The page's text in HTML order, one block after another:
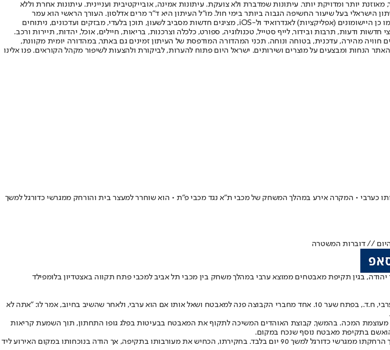
יותר ומדויקת יותר. עיתונות שמדברת ולא צועקת. עיתונות אמינה, אובייקטיבית ועניינית. עיתונות אחרת וללא
פורסמה ב-30 ביולי 2007, וב-2010 הפך "ישראל היום" לעיתון הישראלי בעל שיעור החשיפה הגבוה ביותר בימי חול. מו"ל העיתון היא ד"ר מרים אדלסון. העורך הראשי הוא עמר
לחמנוביץ, והעורך המייסד הוא עמוס רגב. אתרי האינטרנט של "ישראל היום" בעברית ובאנגלית, כמו כן היישומונים (אפליקציות) לאנדרואיד ול-iOS, מציגים חדשות מסביב לשעון, תוכן בלעדי, מבזקים ועדכונים, ניתוחים
ודעות, תרבות ובידור, לייף סטייל, טכנולוגיה, ספורט, כלכלה וצרכנות, בריאות, חיילים, אוכל, יהדות, תיירות ורכב.
חוויה מהירה, עדכנית, בטוחה ונוחה. תכני המהדורה המודפסת של העיתון זמינים גם באתר, במהדורה יומית מקוונת,
הנחות ומבצעים על מוצרים ושירותים. ישראל היום פתוח להערות, לביקורת ולהצעות לשיפור מקהל הקוראים. פנו אלינו
אותו כערבי • המקרה אירע במהלך המשחק של מכבי ת"א נגד מכבי פ"ת • הוא שוחרר למעצר בית והורחק ממגרשי כדורגל למשך
// דוברות המשטרה
הוגש היום (שני) לבית המשפט המחוזי בתל אביב נגד אוהד מכבי תל אביב בן 20 מאור יהודה, בגין תקיפת מאבטחים ממוצא ערבי במהלך משחק בין מכבי תל אביב למכבי פתח תקווה באצטדיון בלומפילד
על פי כתב האישום, סמוך לדקה ה-80 של המשחק, הצעיר וחבורת אוהדים נוספים זיהו מאבטח ערבי, ח.ד., בפתח שער 10. אחד מחברי הקבוצה פנה למאבטח ושאל אותו אם הוא ערבי, ולאחר שהשיב בחיוב, אמר לו: "אתה לא
המכה. בהמשך, קבוצת האוהדים המשיכה לתקוף את המאבטח בבעיטות בפלג גופו התחתון, תוך השמעת קריאות
הואשם בתקיפת מאבטח נוסף שנכח במקום.
למרות חומרת האירוע, משטרת תל אביב החליטה לשחרר את החשוד למעצר בית באותו היום, תוך הרחקתו ממגרשי כדורגל למשך 90 יום בלבד. בחקירתו, הכחיש את מעורבותו בתקיפה, אך הודה בנוכחותו במקום האירוע ליד